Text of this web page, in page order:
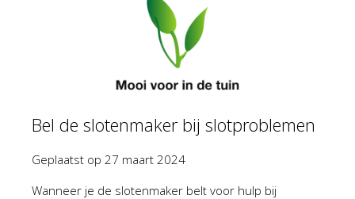
Bel de slotenmaker bij slotproblemen
Geplaatst op 27 maart 2024
Wanneer je de slotenmaker belt voor hulp bij